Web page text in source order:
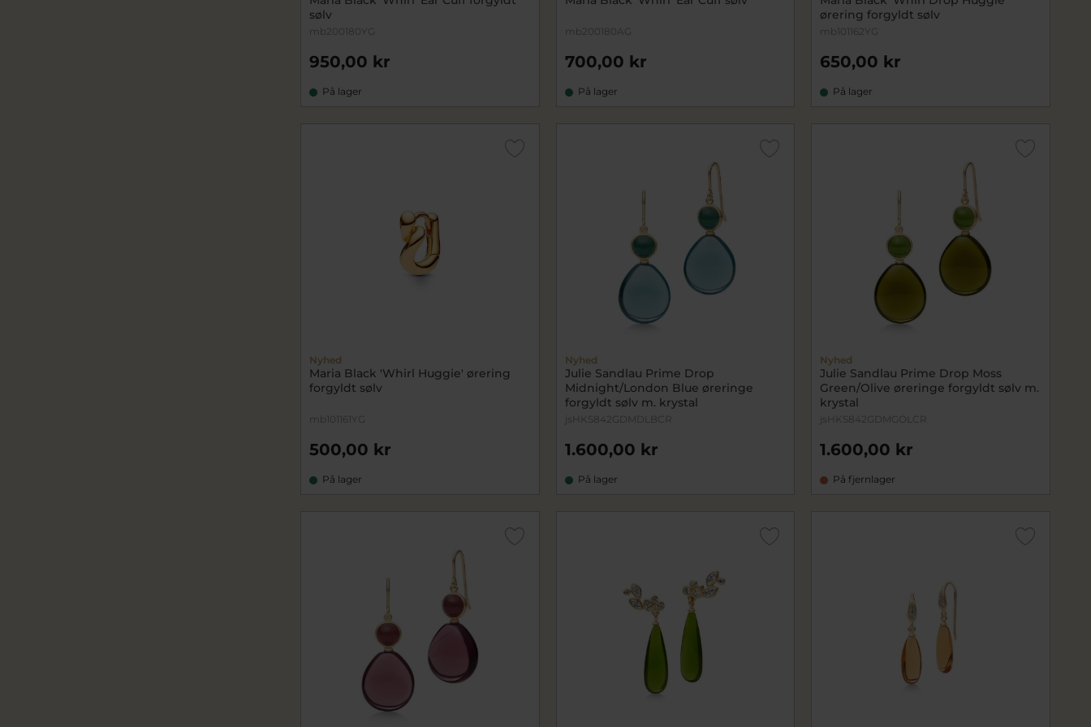
sølv
mb200180YG
950,00 kr
På lager
mb200180AG
700,00 kr
På lager
ørering forgyldt sølv
mb101162YG
650,00 kr
På lager
Nyhed
Maria Black 'Whirl Huggie' ørering
forgyldt sølv
mb101161YG
500,00 kr
På lager
Nyhed
Julie Sandlau Prime Drop
Midnight/London Blue øreringe
forgyldt sølv m. krystal
jsHKS842GDMDLBCR
1.600,00 kr
På lager
Nyhed
Julie Sandlau Prime Drop Moss
Green/Olive øreringe forgyldt sølv m.
krystal
jsHKS842GDMGOLCR
1.600,00 kr
På fjernlager